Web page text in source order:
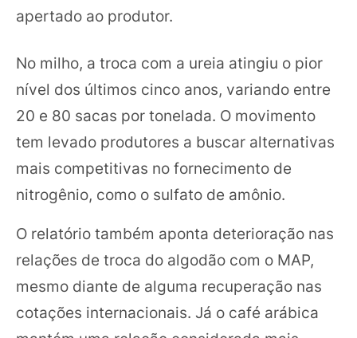
apertado ao produtor.
No milho, a troca com a ureia atingiu o pior
nível dos últimos cinco anos, variando entre
20 e 80 sacas por tonelada. O movimento
tem levado produtores a buscar alternativas
mais competitivas no fornecimento de
nitrogênio, como o sulfato de amônio.
O relatório também aponta deterioração nas
relações de troca do algodão com o MAP,
mesmo diante de alguma recuperação nas
cotações internacionais. Já o café arábica